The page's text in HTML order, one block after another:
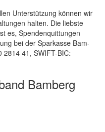
Un­ter­stüt­zung kön­nen wir
hal­ten. Die liebs­te
es, Spen­den­quit­tun­gen
bei der Spar­kas­se Bam­
2814 41, SWIFT-BIC:
Bamberg